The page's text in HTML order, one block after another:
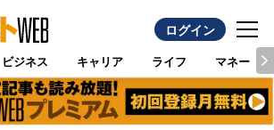
ログイン
ビジネス キャリア ライフ マネー